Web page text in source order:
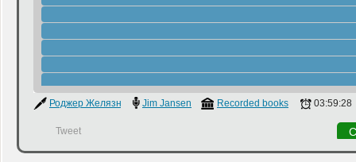
Роджер Желязны Jim Jansen Recorded books 03:59:28
Tweet